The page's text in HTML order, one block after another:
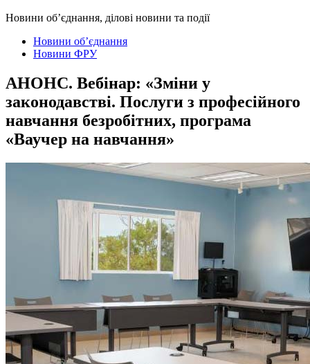
Новини об’єднання, ділові новини та події
Новини об’єднання
Новини ФРУ
АНОНС. Вебінар: «Зміни у
законодавстві. Послуги з професійного
навчання безробітних, програма
«Ваучер на навчання»